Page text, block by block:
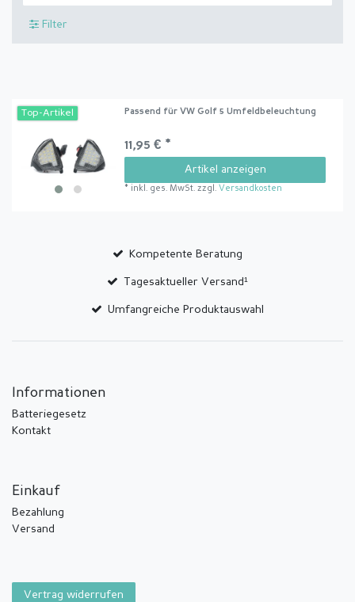
Filter
Top-Artikel Passend für VW Golf 5 Umfeldbeleuchtung
11,95 € *
Artikel anzeigen
* inkl. ges. MwSt. zzgl. Versandkosten
Kompetente Beratung
Tagesaktueller Versand¹
Umfangreiche Produktauswahl
Informationen
Batteriegesetz
Kontakt
Einkauf
Bezahlung
Versand
Vertrag widerrufen